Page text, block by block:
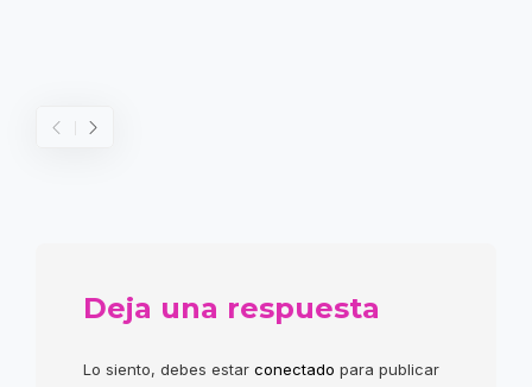
Deja una respuesta
Lo siento, debes estar conectado para publicar